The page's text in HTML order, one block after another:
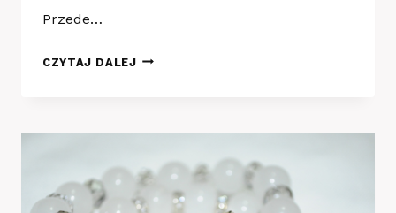
Przede…
CZYTAJ DALEJDLACZEGO
ZAMIAST
KWIATÓW?